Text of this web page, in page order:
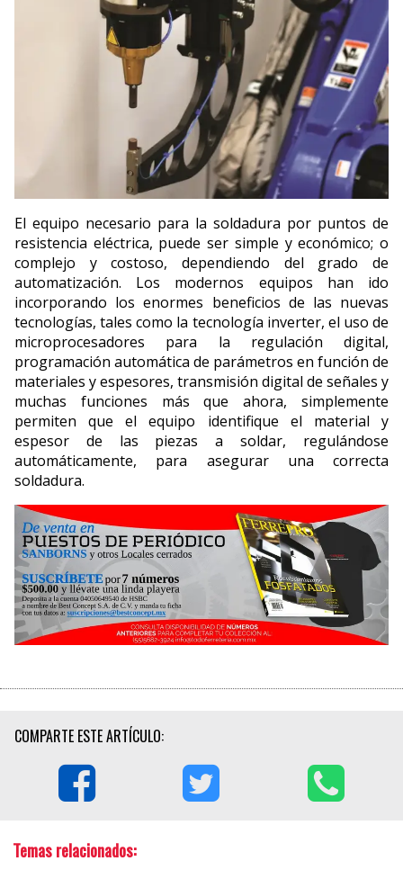
El equipo necesario para la soldadura por puntos de
resistencia eléctrica, puede ser simple y económico; o
complejo y costoso, dependiendo del grado de
automatización. Los modernos equipos han ido
incorporando los enormes beneficios de las nuevas
tecnologías, tales como la tecnología inverter, el uso de
microprocesadores para la regulación digital,
programación automática de parámetros en función de
materiales y espesores, transmisión digital de señales y
muchas funciones más que ahora, simplemente
permiten que el equipo identifique el material y
espesor de las piezas a soldar, regulándose
automáticamente, para asegurar una correcta
soldadura.
COMPARTE ESTE ARTÍCULO:
Temas relacionados: